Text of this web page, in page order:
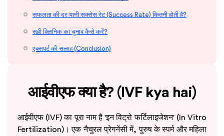
सफलता की दर यानी सक्सेस रेट (Success Rate) कितनी होती है?
सही क्लिनिक का चुनाव कैसे करें?
एक्सपर्ट की सलाह (Conclusion)
आईवीएफ क्या है? (IVF kya hai)
आईवीएफ (IVF) का पूरा नाम है 'इन विट्रो फर्टिलाइजेशन' (In Vitro
Fertilization)। एक नैचुरल प्रेगनेंसी में, पुरुष के स्पर्म और महिला